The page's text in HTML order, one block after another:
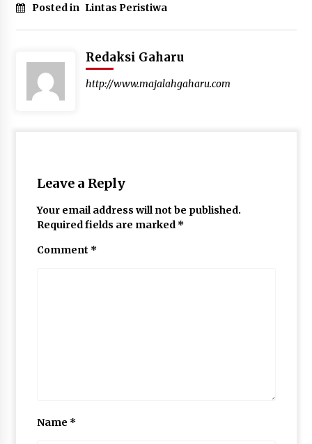
Posted in Lintas Peristiwa
Redaksi Gaharu
http://www.majalahgaharu.com
Leave a Reply
Your email address will not be published.
Required fields are marked *
Comment *
Name *